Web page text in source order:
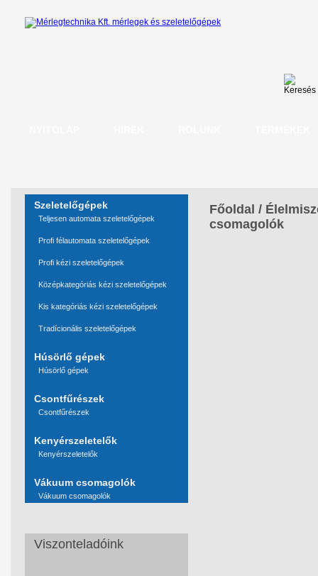
Szeletelőgépek
Teljesen automata szeletelőgépek
Profi félautomata szeletelőgépek
Profi kézi szeletelőgépek
Középkategóriás kézi szeletelőgépek
Kis kategóriás kézi szeletelőgépek
Tradícionális szeletelőgépek
Húsörlő gépek
Húsörlő gépek
Csontfűrészek
Csontfűrészek
Kenyérszeletelők
Kenyérszeletelők
Vákuum csomagolók
Vákuum csomagolók
Viszonteladóink
Főoldal /
csomagolók